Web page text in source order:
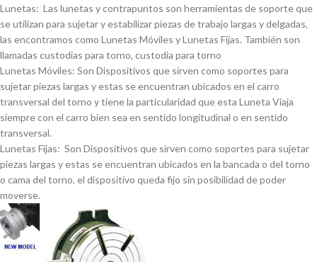
Lunetas: Las lunetas y contrapuntos son herramientas de soporte que
se utilizan para sujetar y estabilizar piezas de trabajo largas y delgadas,
las encontramos como Lunetas Móviles y Lunetas Fijas. También son
llamadas custodias para torno, custodia para torno
Lunetas Móviles: Son Dispositivos que sirven como soportes para
sujetar piezas largas y estas se encuentran ubicados en el carro
transversal del torno y tiene la particularidad que esta Luneta Viaja
siempre con el carro bien sea en sentido longitudinal o en sentido
transversal.
Lunetas Fijas: Son Dispositivos que sirven como soportes para sujetar
piezas largas y estas se encuentran ubicados en la bancada o del torno
o cama del torno, el dispositivo queda fijo sin posibilidad de poder
moverse.